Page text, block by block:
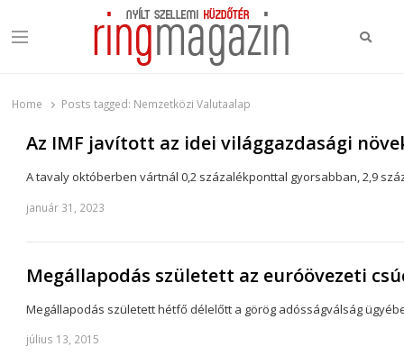
Menu
Home Posts tagged: Nemzetközi Valutaalap
Az IMF javított az idei világgazdasági
A tavaly októberben vártnál 0,2 százalékponttal gyorsabban, 2,9
január 31, 2023
Megállapodás született az euróövezeti
Megállapodás született hétfő délelőtt a görög adósságválság
július 13, 2015